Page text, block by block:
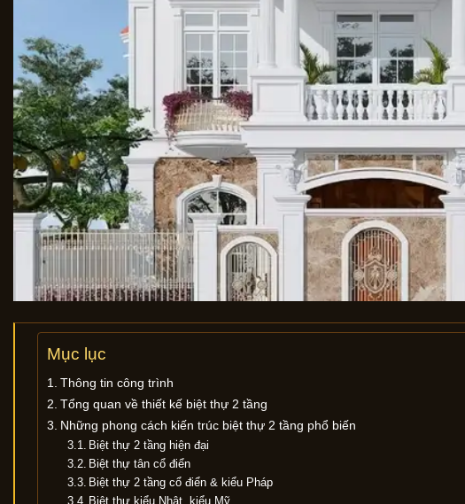
Mục lục
Thông tin công trình
Tổng quan về thiết kế biệt thự 2 tầng
Những phong cách kiến trúc biệt thự 2 tầng phổ biến
Biệt thự 2 tầng hiện đại
Biệt thự tân cổ điển
Biệt thự 2 tầng cổ điển & kiểu Pháp
Biệt thự kiểu Nhật, kiểu Mỹ